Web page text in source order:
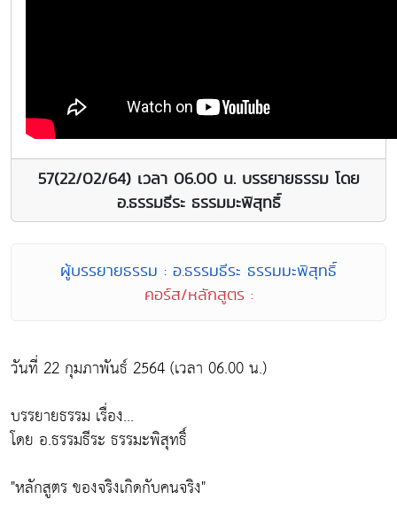
57(22/02/64) เวลา 06.00 น. บรรยายธรรม โดย
อ.ธรรมธีระ ธรรมมะพิสุทธิ์
ผู้บรรยายธรรม : อ.ธรรมธีระ ธรรมมะพิสุทธิ์
คอร์ส/หลักสูตร :
วันที่ 22 กุมภาพันธ์ 2564 (เวลา 06.00 น.)
บรรยายธรรม เรื่อง...
โดย อ.ธรรมธีระ ธรรมะพิสุทธิ์
"หลักสูตร ของจริงเกิดกับคนจริง"